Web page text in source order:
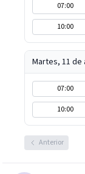
07:00
10:00
Martes, 11 de
07:00
10:00
Anterior